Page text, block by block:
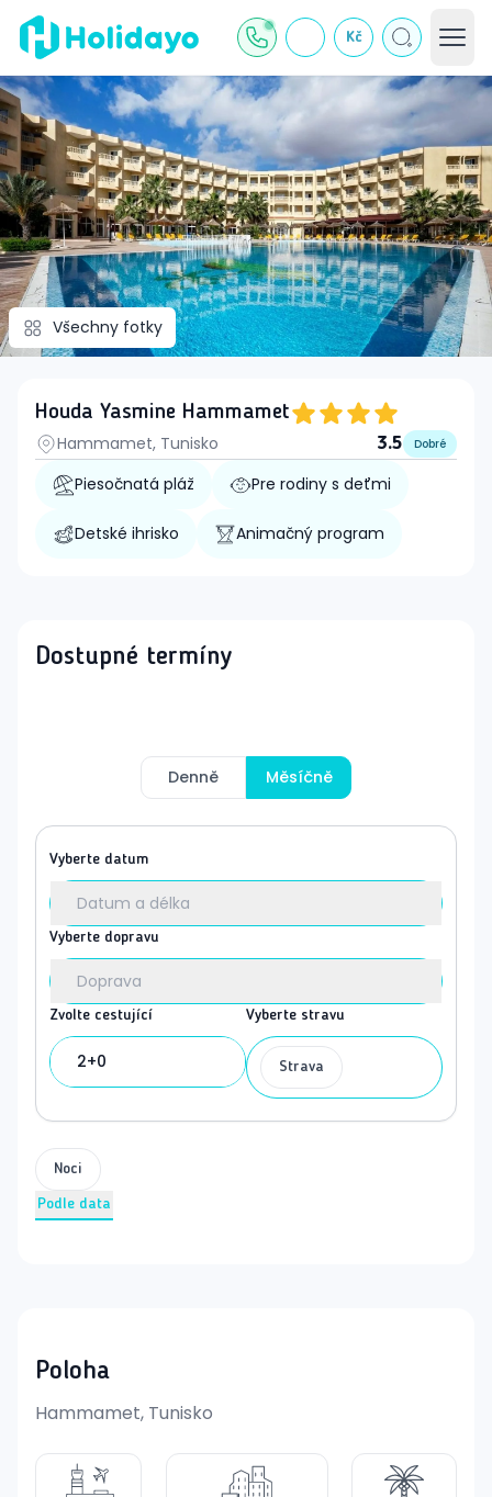
Kč
Všechny fotky
Houda Yasmine Hammamet
Hammamet, Tunisko
3.5 Dobré
Piesočnatá pláž Pre rodiny s deťmi
Detské ihrisko Animačný program
Dostupné termíny
Denně Měsíčně
Vyberte datum
Datum a délka
Vyberte dopravu
Doprava
Zvolte cestující
2+0
Vyberte stravu
Strava
Noci
Podle data
Poloha
Hammamet, Tunisko